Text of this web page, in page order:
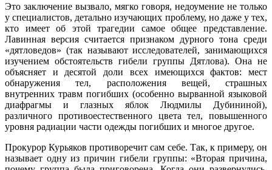
Это заключение вызвало, мягко говоря, недоумение не только
у специалистов, детально изучающих проблему, но даже у тех,
кто имеет об этой трагедии самое общее представление.
Лавинная версия считается признаком дурного тона среди
«дятловедов» (так называют исследователей, занимающихся
изучением обстоятельств гибели группы Дятлова). Она не
объясняет и десятой доли всех имеющихся фактов: мест
обнаружения тел, расположения вещей, страшных
внутренних травм погибших (особенно вырванной языковой
диафрагмы и глазных яблок Людмилы Дубининой),
различного противоестественного цвета тел, повышенного
уровня радиации части одежды погибших и многое другое.
Прокурор Курьяков противоречит сам себе. Так, к примеру, он
называет одну из причин гибели группы: «Вторая причина,